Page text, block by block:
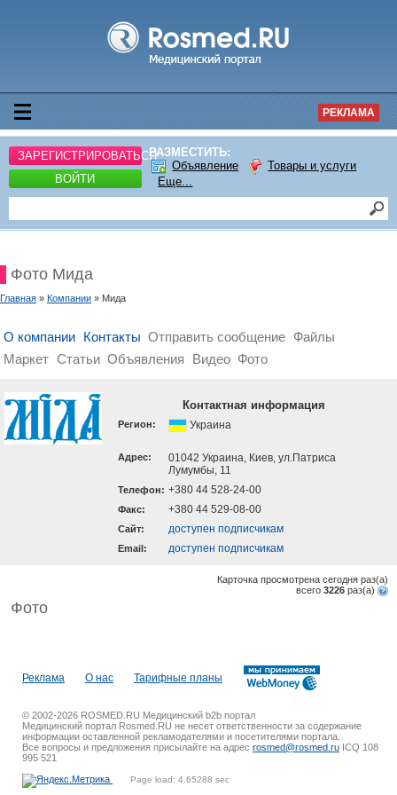
РЕКЛАМА
ЗАРЕГИСТРИРОВАТЬСЯ
ВОЙТИ
РАЗМЕСТИТЬ:
Объявление
Товары и услуги
Еще...
Фото Мида
Главная » Компании » Мида
О компании Контакты Отправить сообщение Файлы
Маркет Статьи Объявления Видео Фото
Контактная информация
Регион: Украина
Адрес:
01042 Украина, Киев, ул.Патриса
Лумумбы, 11
Телефон: +380 44 528-24-00
Факс: +380 44 529-08-00
Cайт: доступен подписчикам
Email: доступен подписчикам
Карточка просмотрена сегодня раз(a)
всего 3226 раз(a)
Фото
Реклама О нас Тарифные планы
© 2002-2026 ROSMED.RU Медицинский b2b портал
Медицинский портал Rosmed.RU не несет ответственности за содержание
информации оставленной рекламодателями и посетителями портала.
Все вопросы и предложения присылайте на адрес rosmed@rosmed.ru ICQ 108
995 521
Page load: 4.65288 sec